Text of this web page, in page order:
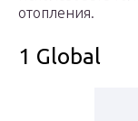
отопления.
1 Global